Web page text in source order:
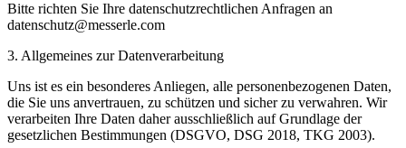
Bitte richten Sie Ihre datenschutzrechtlichen Anfragen an
datenschutz@messerle.com
3. Allgemeines zur Datenverarbeitung
Uns ist es ein besonderes Anliegen, alle personenbezogenen Daten,
die Sie uns anvertrauen, zu schützen und sicher zu verwahren. Wir
verarbeiten Ihre Daten daher ausschließlich auf Grundlage der
gesetzlichen Bestimmungen (DSGVO, DSG 2018, TKG 2003).